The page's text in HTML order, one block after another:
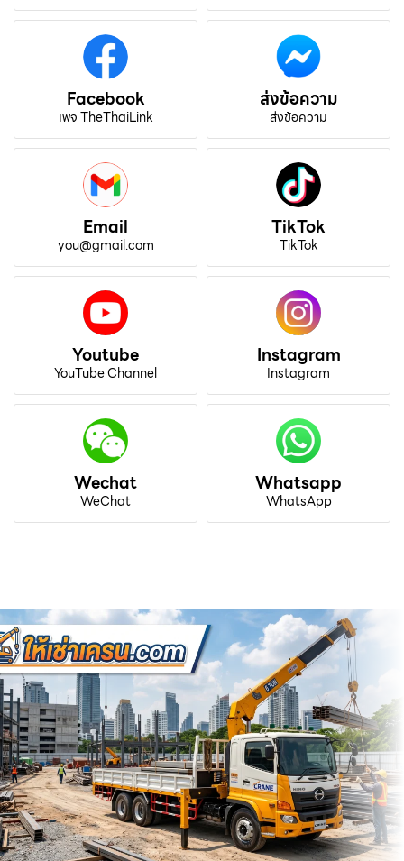
Facebook
เพจ TheThaiLink
ส่งข้อความ
ส่งข้อความ
Email
you@gmail.com
TikTok
TikTok
Youtube
YouTube Channel
Instagram
Instagram
Wechat
WeChat
Whatsapp
WhatsApp